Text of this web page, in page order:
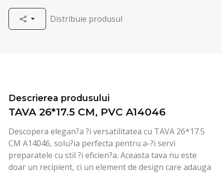
Distribuie produsul
Descrierea produsului
TAVA 26*17.5 CM, PVC A14046
Descopera elegan?a ?i versatilitatea cu TAVA 26*17.5
CM A14046, solu?ia perfecta pentru a-?i servi
preparatele cu stil ?i eficien?a. Aceasta tava nu este
doar un recipient, ci un element de design care adauga